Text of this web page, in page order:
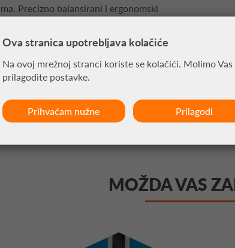
Precizno balansirani i ergonomski
vrhunske performanse na svakom
od 3 pera.
MOŽDA VAS
Ova stranica upotrebljava kolačiće
Na ovoj mrežnoj stranci koriste se kolačići. Molimo
prilagodite postavke.
Prihvaćam nužne Prilagodi